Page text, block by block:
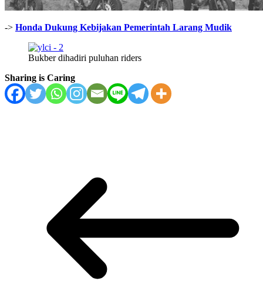
-> Honda Dukung Kebijakan Pemerintah Larang Mudik
Bukber dihadiri puluhan riders
Sharing is Caring